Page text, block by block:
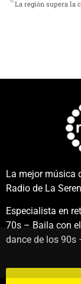
La mejor música
Radio de La
Especialista en
70s – Baila con
dance de los 90s